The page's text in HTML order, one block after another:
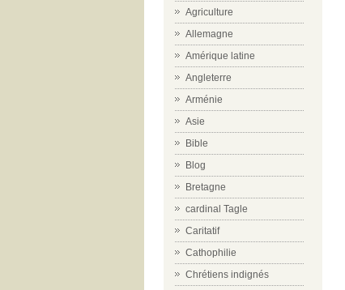
Agriculture
Allemagne
Amérique latine
Angleterre
Arménie
Asie
Bible
Blog
Bretagne
cardinal Tagle
Caritatif
Cathophilie
Chrétiens indignés